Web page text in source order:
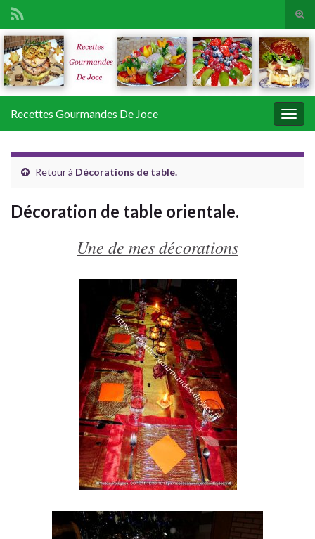
Search for:
Recettes Gourmandes De Joce
Retour à Décorations de table.
Décoration de table orientale.
Une de mes décorations